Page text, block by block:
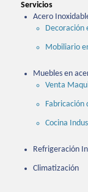
Servicios
Acero
Decoración
Mobiliario
Muebles en
Venta
Fabricación
Cocina
Refrigeración
Climatización